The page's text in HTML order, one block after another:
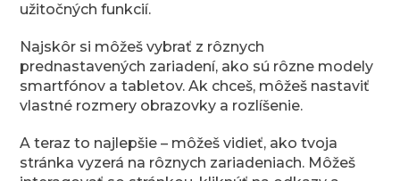
užitočných funkcií.
Najskôr si môžeš vybrať z rôznych
prednastavených zariadení, ako sú rôzne modely
smartfónov a tabletov. Ak chceš, môžeš nastaviť
vlastné rozmery obrazovky a rozlíšenie.
A teraz to najlepšie – môžeš vidieť, ako tvoja
stránka vyzerá na rôznych zariadeniach. Môžeš